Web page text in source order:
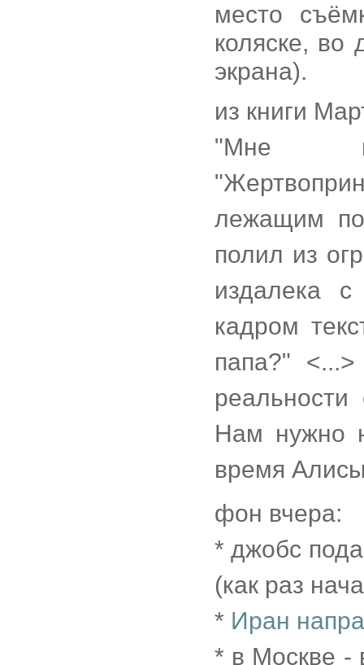
место
коляске, во
экрана).
из книги
"Мне
лежащим
полил из
издалека
кадром
папа?"
Нам нужно
время
фон вчера:
* джобс
(как раз
* Иран
* в Москве -